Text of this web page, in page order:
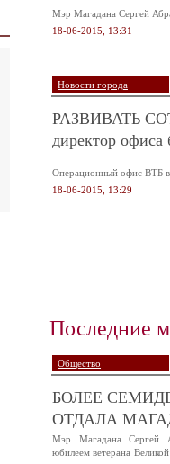
Мэр Магадана Сергей
18-06-2015, 13:31
Новости города
РАЗВИВАТЬ
директор офиса
Операционный офис ВТБ в
18-06-2015, 13:29
Последние
Общество
БОЛЕЕ
ОТДАЛА
Мэр Магадана Сергей
юбилеем ветерана